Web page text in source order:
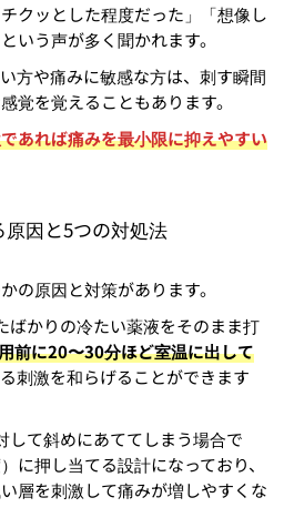
クッとした程度だった」「想像し
いう声が多く聞かれます。
方や痛みに敏感な方は、刺す瞬間
覚を覚えることもあります。
あれば痛みを最小限に抑えやすい
因と5つの対処法
の原因と対策があります。
ばかりの冷たい薬液をそのまま打
前に20〜30分ほど室温に出して
刺激を和らげることができます
して斜めにあててしまう場合で
に押し当てる設計になっており、
層を刺激して痛みが増しやすくな